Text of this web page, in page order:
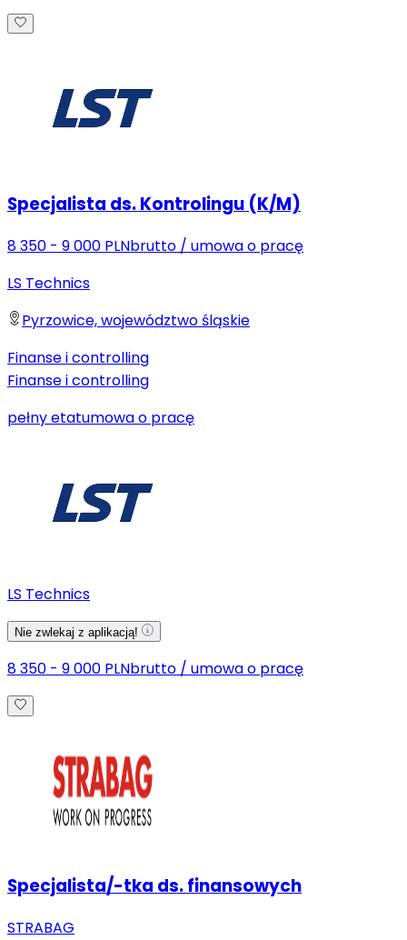
Specjalista ds. Kontrolingu (K/M)
8 350 - 9 000 PLNbrutto / umowa o pracę
LS Technics
Pyrzowice, województwo śląskie
Finanse i controlling
Finanse i controlling
pełny etatumowa o pracę
LS Technics
Nie zwlekaj z aplikacją!
8 350 - 9 000 PLNbrutto / umowa o pracę
Specjalista/-tka ds. finansowych
STRABAG